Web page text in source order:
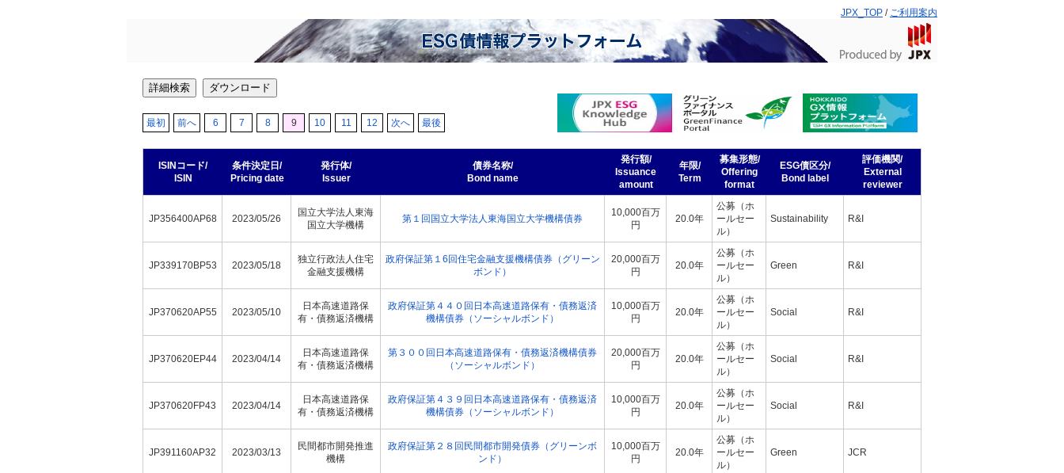
JPX_TOP / ご利用案内
詳細検索 ダウンロード
最初 前へ 6 7 8 9 10 11 12 次へ 最後
ISINコード/
ISIN
条件決定日/
Pricing date
発行体/
Issuer
債券名称/
Bond name
発行額/
Issuance
amount
年限/
Term
募集形態/
Offering
format
ESG債区分/
Bond label
評価機関/
External
reviewer
JP356400AP68 2023/05/26
国立大学法人東海
国立大学機構
第１回国立大学法人東海国立大学機構債券
10,000百万
円
20.0年
公募（ホ
ールセー
ル）
Sustainability R&I
JP339170BP53 2023/05/18
独立行政法人住宅
金融支援機構
政府保証第１6回住宅金融支援機構債券（グリーン
ボンド）
20,000百万
円
20.0年
公募（ホ
ールセー
ル）
Green R&I
JP370620AP55 2023/05/10
日本高速道路保
有・債務返済機構
政府保証第４４０回日本高速道路保有・債務返済
機構債券（ソーシャルボンド）
10,000百万
円
20.0年
公募（ホ
ールセー
ル）
Social R&I
JP370620EP44 2023/04/14
日本高速道路保
有・債務返済機構
第３００回日本高速道路保有・債務返済機構債券
（ソーシャルボンド）
20,000百万
円
20.0年
公募（ホ
ールセー
ル）
Social R&I
JP370620FP43 2023/04/14
日本高速道路保
有・債務返済機構
政府保証第４３９回日本高速道路保有・債務返済
機構債券（ソーシャルボンド）
10,000百万
円
20.0年
公募（ホ
ールセー
ル）
Social R&I
JP391160AP32 2023/03/13
民間都市開発推進
機構
政府保証第２８回民間都市開発債券（グリーンボ
ンド）
10,000百万
円
20.0年
公募（ホ
ールセー
ル）
Green JCR